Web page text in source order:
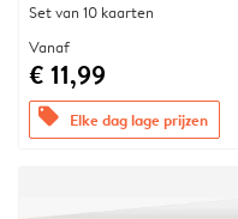
Set van 10 kaarten
Vanaf
€ 11,99
offers Elke dag lage prijzen